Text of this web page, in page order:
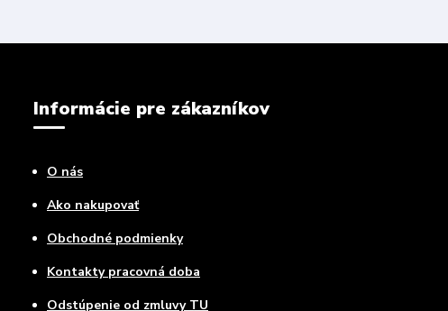
Informácie pre zákazníkov
O nás
Ako nakupovať
Obchodné podmienky
Kontakty pracovná doba
Odstúpenie od zmluvy TU